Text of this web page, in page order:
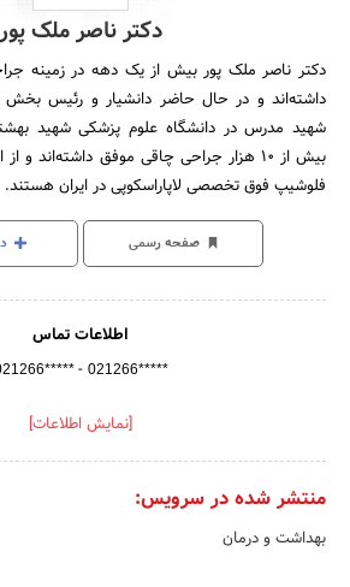
دکتر ناصر ملک پور
دکتر ناصر ملک پور بیش از یک دهه در زمینه
داشته‌اند و در حال حاضر دانشیار و رئیس بخش
شهید مدرس در دانشگاه علوم پزشکی شهید
بیش از 10 هزار جراحی چاقی موفق داشته‌اند و
فلوشیپ فوق تخصصی لاپاراسکوپی در ایران هستند.
صفحه رسمی
اطلاعات تماس
- 021266*****
[نمایش اطلاعات]
منتشر شده در سرویس:
بهداشت و درمان